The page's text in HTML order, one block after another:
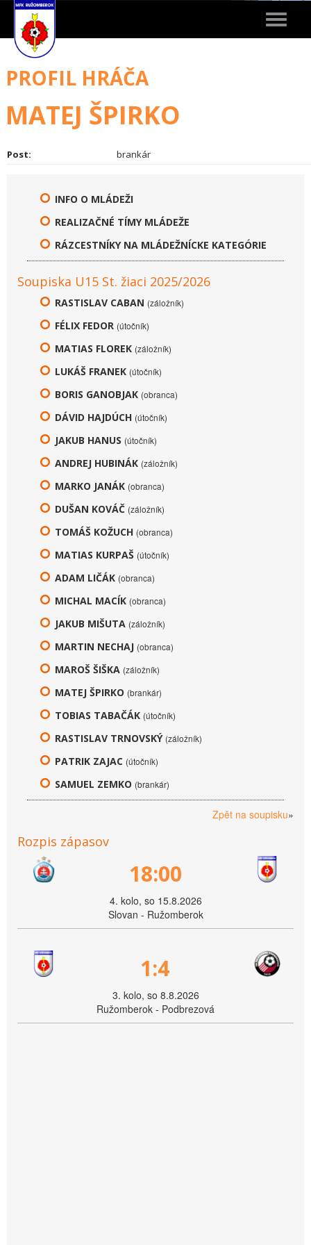
Toggle
PROFIL HRÁČA
MATEJ ŠPIRKO
Post: brankár
INFO O MLÁDEŽI
REALIZAČNÉ TÍMY MLÁDEŽE
RÁZCESTNÍKY NA MLÁDEŽNÍCKE KATEGÓRIE
Soupiska U15 St. žiaci 2025/2026
RASTISLAV CABAN (záložník)
FÉLIX FEDOR (útočník)
MATIAS FLOREK (záložník)
LUKÁŠ FRANEK (útočník)
BORIS GANOBJAK (obranca)
DÁVID HAJDÚCH (útočník)
JAKUB HANUS (útočník)
ANDREJ HUBINÁK (záložník)
MARKO JANÁK (obranca)
DUŠAN KOVÁČ (záložník)
TOMÁŠ KOŽUCH (obranca)
MATIAS KURPAŠ (útočník)
ADAM LIČÁK (obranca)
MICHAL MACÍK (obranca)
JAKUB MIŠUTA (záložník)
MARTIN NECHAJ (obranca)
MAROŠ ŠIŠKA (záložník)
MATEJ ŠPIRKO (brankár)
TOBIAS TABAČÁK (útočník)
RASTISLAV TRNOVSKÝ (záložník)
PATRIK ZAJAC (útočník)
SAMUEL ZEMKO (brankár)
Zpět na soupisku»
Rozpis zápasov
18:00
4. kolo, so 15.8.2026
Slovan - Ružomberok
1:4
3. kolo, so 8.8.2026
Ružomberok - Podbrezová